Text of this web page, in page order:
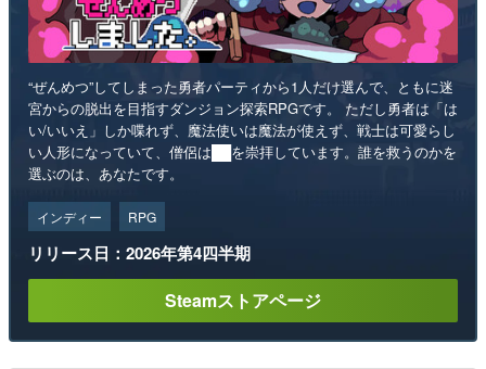
“ぜんめつ”してしまった勇者パーティから1人だけ選んで、ともに迷
宮からの脱出を目指すダンジョン探索RPGです。 ただし勇者は「は
い/いいえ」しか喋れず、魔法使いは魔法が使えず、戦士は可愛らし
い人形になっていて、僧侶は██を崇拝しています。誰を救うのかを
選ぶのは、あなたです。
インディー RPG
リリース日：2026年第4四半期
Steamストアページ